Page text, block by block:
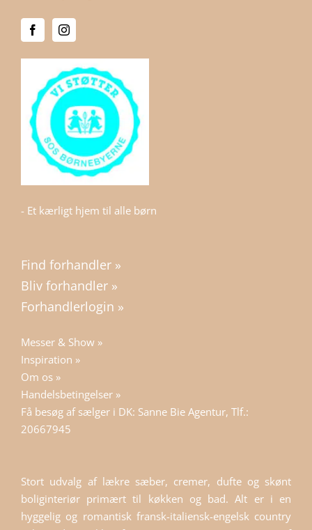
- Et kærligt hjem til alle børn
Find forhandler »
Bliv forhandler »
Forhandlerlogin »
Messer & Show »
Inspiration »
Om os »
Handelsbetingelser »
Få besøg af sælger i DK: Sanne Bie Agentur, Tlf.:
20667945
Stort udvalg af lækre sæber, cremer, dufte og skønt
boliginteriør primært til køkken og bad. Alt er i en
hyggelig og romantisk fransk-italiensk-engelsk country